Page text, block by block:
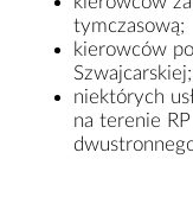
tymczasową;
kierowców
Szwajcarskiej;
niektórych
na terenie